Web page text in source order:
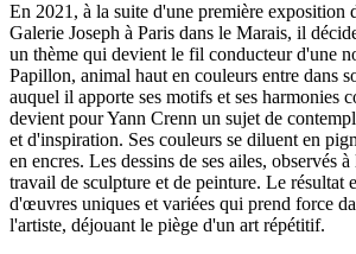
En 2021, à la suite d'une première exposition
Galerie Joseph à Paris dans le Marais, il
un thème qui devient le fil conducteur d'une
Papillon, animal haut en couleurs entre dans
auquel il apporte ses motifs et ses harmonies
devient pour Yann Crenn un sujet de
et d'inspiration. Ses couleurs se diluent en
en encres. Les dessins de ses ailes, observés
travail de sculpture et de peinture. Le résultat
d'œuvres uniques et variées qui prend force
l'artiste, déjouant le piège d'un art répétitif.